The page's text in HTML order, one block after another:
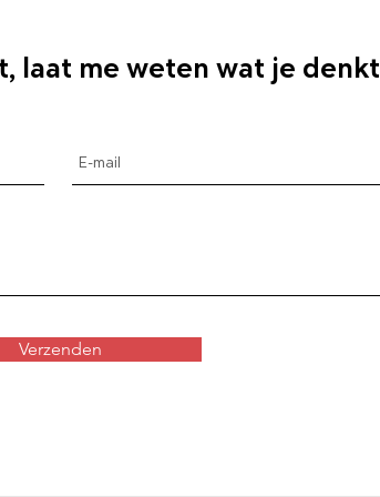
laat me weten wat je denkt
Verzenden